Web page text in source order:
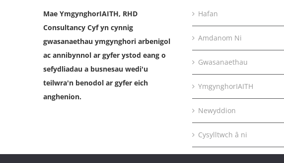
Mae YmgynghorIAITH, RHD
Consultancy Cyf yn cynnig
gwasanaethau ymgynghori arbenigol
ac annibynnol ar gyfer ystod eang o
sefydliadau a busnesau wedi'u
teilwra'n benodol ar gyfer eich
anghenion.
Hafan
Amdanom Ni
Gwasanaethau
YmgynghorIAITH
Newyddion
Cysylltwch â ni